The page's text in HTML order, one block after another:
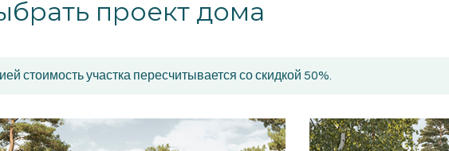
проект дома
стоимость участка пересчитывается со скидкой 50%.